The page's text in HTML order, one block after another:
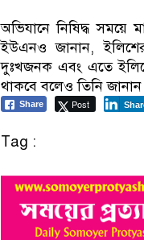
অভিযানে নিষিদ্ধ
ইউএনও জানান,
দুঃখজনক এবং এতে
থাকবে বলেও তিনি
Share Post
Tag :